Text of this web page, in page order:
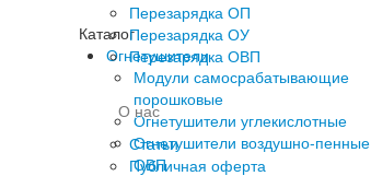
Перезарядка ОП
Перезарядка ОУ
Перезарядка ОВП
О нас
Статьи
Публичная оферта
Каталог
Огнетушители
Модули самосрабатывающие
порошковые
Огнетушители углекислотные
Огнетушители воздушно-пенные
ОВП